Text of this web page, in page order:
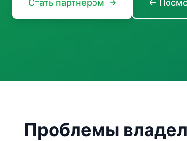
Стать партнёром ←
Проблемы